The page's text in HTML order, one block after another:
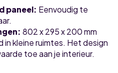
paneel: Eenvoudig te
802 x 295 x 200 mm
in kleine ruimtes. Het design
toe aan je interieur.